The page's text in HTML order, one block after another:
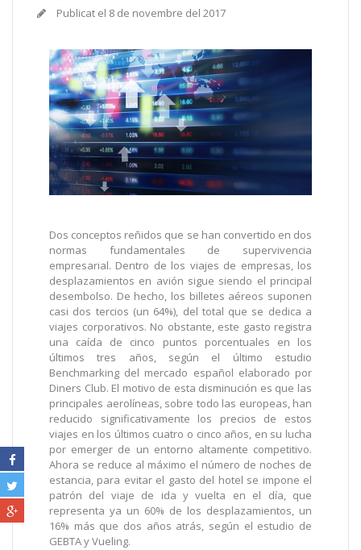
Publicat el 8 de novembre del 2017
Dos conceptos reñidos que se han convertido en dos
normas fundamentales de supervivencia
empresarial. Dentro de los viajes de empresas, los
desplazamientos en avión sigue siendo el principal
desembolso. De hecho, los billetes aéreos suponen
casi dos tercios (un 64%), del total que se dedica a
viajes corporativos. No obstante, este gasto registra
una caída de cinco puntos porcentuales en los
últimos tres años, según el último estudio
Benchmarking del mercado español elaborado por
Diners Club. El motivo de esta disminución es que las
principales aerolíneas, sobre todo las europeas, han
reducido significativamente los precios de estos
viajes en los últimos cuatro o cinco años, en su lucha
por emerger de un entorno altamente competitivo.
Ahora se reduce al máximo el número de noches de
estancia, para evitar el gasto del hotel se impone el
patrón del viaje de ida y vuelta en el día, que
representa ya un 60% de los desplazamientos, un
16% más que dos años atrás, según el estudio de
GEBTA y Vueling.